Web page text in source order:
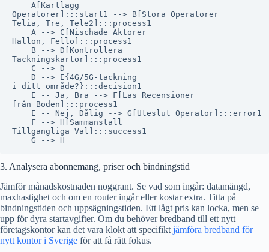
    A[Kartlägg
Operatörer]:::start1 --> B[Stora Operatörer
Telia, Tre, Tele2]:::process1
    A --> C[Nischade Aktörer
Hallon, Fello]:::process1
    B --> D[Kontrollera
Täckningskartor]:::process1
    C --> D
    D --> E{4G/5G-täckning
i ditt område?}:::decision1
    E -- Ja, Bra --> F[Läs Recensioner
från Boden]:::process1
    E -- Nej, Dålig --> G[Uteslut Operatör]:::error1
    F --> H[Sammanställ
Tillgängliga Val]:::success1
3. Analysera abonnemang, priser och bindningstid
Jämför månadskostnaden noggrant. Se vad som ingår: datamängd,
maxhastighet och om en router ingår eller kostar extra. Titta på
bindningstiden och uppsägningstiden. Ett lågt pris kan locka, men se
upp för dyra startavgifter. Om du behöver bredband till ett nytt
företagskontor kan det vara klokt att specifikt jämföra bredband för
nytt kontor i Sverige för att få rätt fokus.